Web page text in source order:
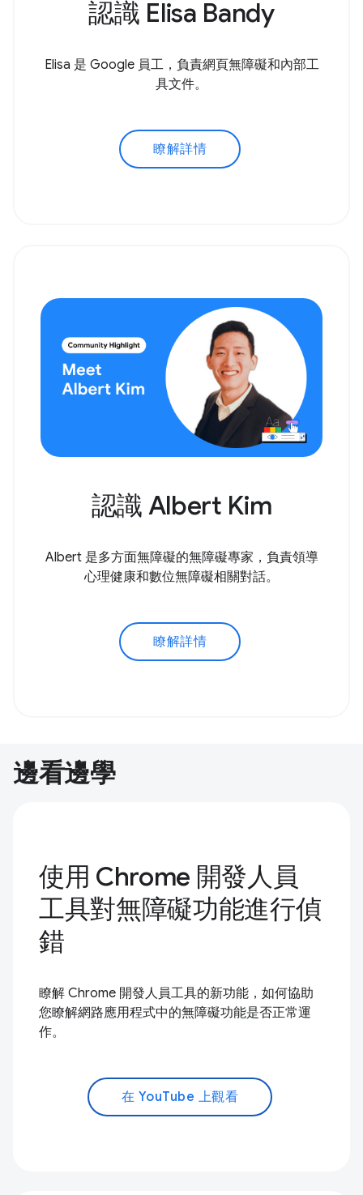
認識 Elisa Bandy
Elisa 是 Google 員工，負責網頁無障礙和內部工
具文件。
瞭解詳情
認識 Albert Kim
Albert 是多方面無障礙的無障礙專家，負責領導
心理健康和數位無障礙相關對話。
瞭解詳情
邊看邊學
使用 Chrome 開發人員
工具對無障礙功能進行偵
錯
瞭解 Chrome 開發人員工具的新功能，如何協助
您瞭解網路應用程式中的無障礙功能是否正常運
作。
在 YouTube 上觀看